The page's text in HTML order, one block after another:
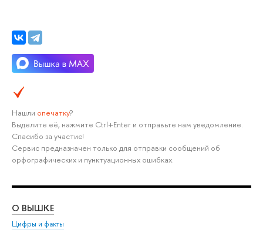
Нашли опечатку?
Выделите её, нажмите Ctrl+Enter и отправьте нам уведомление.
Спасибо за участие!
Сервис предназначен только для отправки сообщений об
орфографических и пунктуационных ошибках.
О ВЫШКЕ
Цифры и факты